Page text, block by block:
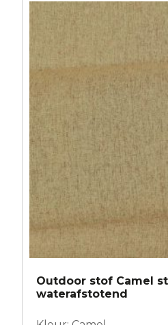
Outdoor stof Camel
waterafstotend